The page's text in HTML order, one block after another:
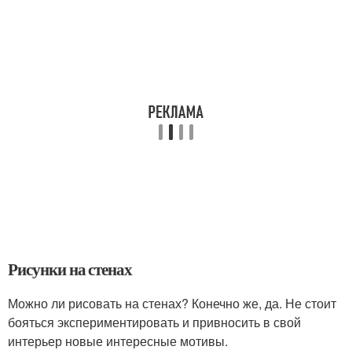
Рисунки на стенах
Можно ли рисовать на стенах? Конечно же, да. Не стоит
бояться экспериментировать и привносить в свой
интерьер новые интересные мотивы.